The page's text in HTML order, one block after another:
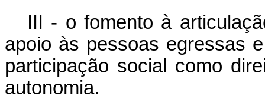
III - o fomento à
apoio às pessoas egressas
participação social como
autonomia.